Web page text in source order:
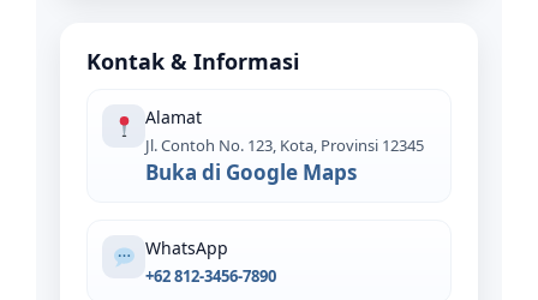
Kontak & Informasi
Alamat
Jl. Contoh No. 123, Kota, Provinsi 12345
Buka di Google Maps
WhatsApp
+62 812-3456-7890